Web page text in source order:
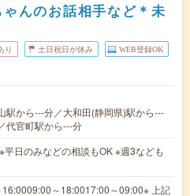
んのお話相手など＊未
り 土日祝日が休み WEB登録OK
駅から---分／大和田(静岡県)駅から---
代官町駅から---分
平日のみなどの相談もOK ※週3なども
16:0009:00～18:0017:00～09:00※ 上記